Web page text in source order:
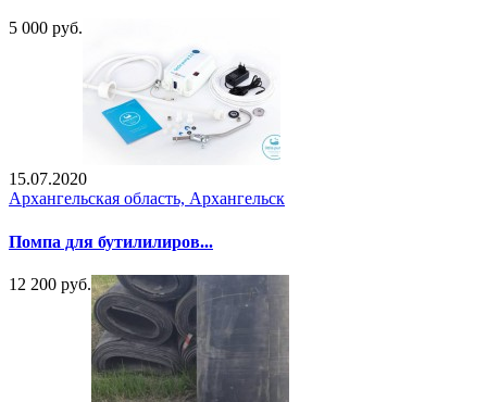
5 000 руб.
15.07.2020
Архангельская область, Архангельск
Помпа для бутилилиров...
12 200 руб.